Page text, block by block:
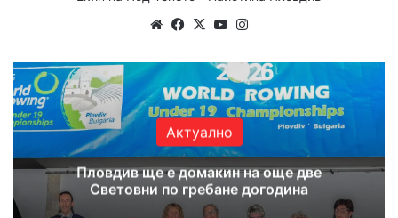
We
te
Fa
bo
ok
X
Yo
ub
e
ra
m
Актуално
Пловдив ще е домакин на още две
Световни по гребане догодина